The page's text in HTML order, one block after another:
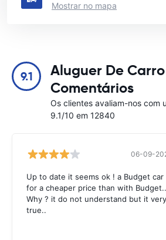
Mostrar no mapa
9.1
Aluguer De Carro
Comentários
Os clientes avaliam-nos com
9.1/10 em 12840
06-09-
Up to date it seems ok ! a Budget car
for a cheaper price than with Budget..
Why ? it do not understand but it very
true..